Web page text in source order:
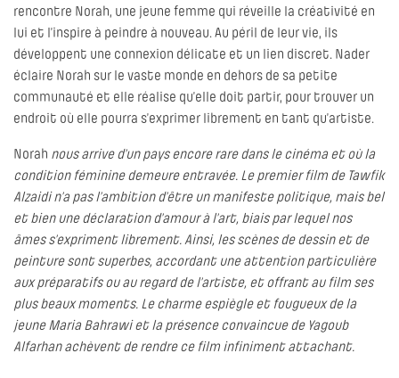
rencontre Norah, une jeune femme qui réveille la créativité en
lui et l’inspire à peindre à nouveau. Au péril de leur vie, ils
développent une connexion délicate et un lien discret. Nader
éclaire Norah sur le vaste monde en dehors de sa petite
communauté et elle réalise qu’elle doit partir, pour trouver un
endroit où elle pourra s’exprimer librement en tant qu’artiste.
Norah nous arrive d’un pays encore rare dans le cinéma et où la
condition féminine demeure entravée. Le premier film de Tawfik
Alzaidi n’a pas l’ambition d’être un manifeste politique, mais bel
et bien une déclaration d’amour à l’art, biais par lequel nos
âmes s’expriment librement. Ainsi, les scènes de dessin et de
peinture sont superbes, accordant une attention particulière
aux préparatifs ou au regard de l’artiste, et offrant au film ses
plus beaux moments. Le charme espiègle et fougueux de la
jeune Maria Bahrawi et la présence convaincue de Yagoub
Alfarhan achèvent de rendre ce film infiniment attachant.